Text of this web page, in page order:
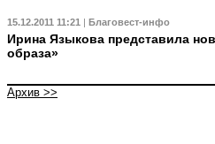
15.12.2011 11:21 | Благовест-инфо
Ирина Языкова представила
образа»
Архив >>